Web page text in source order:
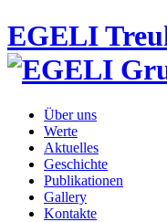
EGELI
Über uns
Werte
Aktuelles
Geschichte
Publikationen
Gallery
Kontakte